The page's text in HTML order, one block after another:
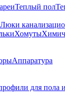
Теплый пол
Люки
Хомуты
Аппаратура
для пола